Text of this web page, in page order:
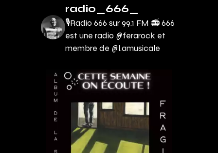
radio_666_
🎙Radio 666 sur 99.1 FM 📻666
est une radio @ferarock et
membre de @l.amusicale